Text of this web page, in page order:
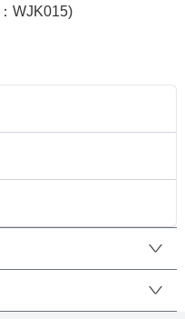
WJK015)
る上品なチュールショー
、羽織るだけでドレススタ